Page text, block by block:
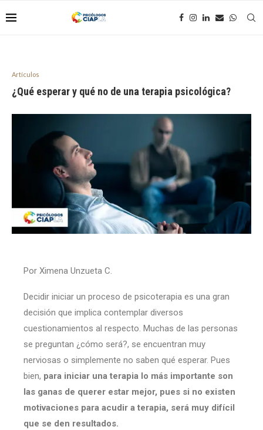
Artículos
¿Qué esperar y qué no de una terapia psicológica?
Por Ximena Unzueta C.
Decidir iniciar un proceso de psicoterapia es una gran
decisión que implica contemplar diversos
cuestionamientos al respecto. Muchas de las personas
se preguntan ¿cómo será?, se encuentran muy
nerviosas o simplemente no saben qué esperar. Pues
bien, para iniciar una terapia lo más importante son
las ganas de querer estar mejor, pues si no existen
motivaciones para acudir a terapia, será muy difícil
que se den resultados.